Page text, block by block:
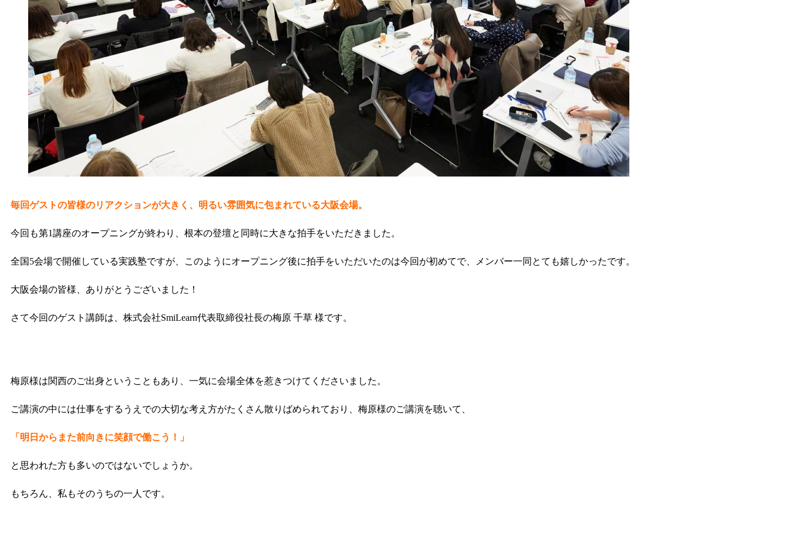
毎回ゲストの皆様のリアクションが大きく、明るい雰囲気に包まれている大阪会場。
今回も第1講座のオープニングが終わり、根本の登壇と同時に大きな拍手をいただきました。
全国5会場で開催している実践塾ですが、このようにオープニング後に拍手をいただいたのは今回が初めてで、メンバー一同とても嬉しかったです。
大阪会場の皆様、ありがとうございました！
さて今回のゲスト講師は、株式会社SmiLearn代表取締役社長の梅原 千草 様です。
梅原様は関西のご出身ということもあり、一気に会場全体を惹きつけてくださいました。
ご講演の中には仕事をするうえでの大切な考え方がたくさん散りばめられており、梅原様のご講演を聴いて、
「明日からまた前向きに笑顔で働こう！」
と思われた方も多いのではないでしょうか。
もちろん、私もそのうちの一人です。